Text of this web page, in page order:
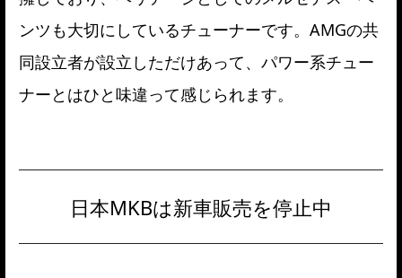
ンツも大切にしているチューナーです。AMGの共
同設立者が設立しただけあって、パワー系チュー
ナーとはひと味違って感じられます。
日本MKBは新車販売を停止中